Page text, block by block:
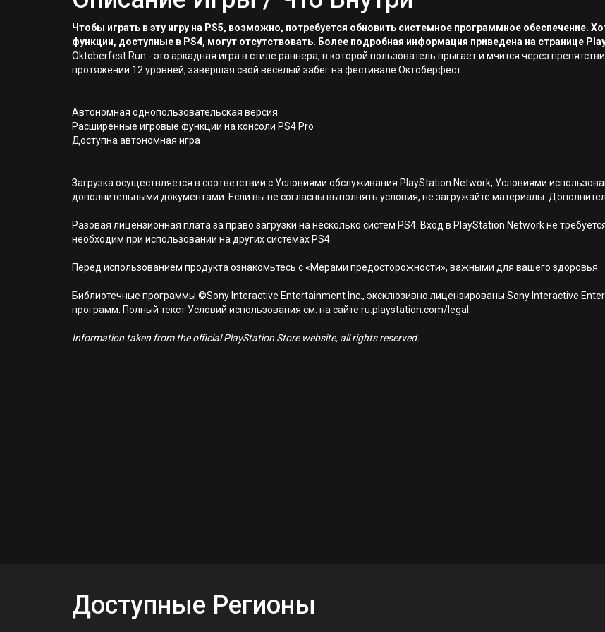
Чтобы играть в эту игру на PS5, возможно, потребуется обновить системное программное обеспечение.
функции, доступные в PS4, могут отсутствовать. Более подробная информация приведена на странице
Oktoberfest Run - это аркадная игра в стиле раннера, в которой пользователь прыгает и мчится через
протяжении 12 уровней, завершая свой веселый забег на фестивале Октоберфест.
Автономная однопользовательская версия
Расширенные игровые функции на консоли PS4 Pro
Доступна автономная игра
Загрузка осуществляется в соответствии с Условиями обслуживания PlayStation Network, Условиями
дополнительными документами. Если вы не согласны выполнять условия, не загружайте материалы.
Разовая лицензионная плата за право загрузки на несколько систем PS4. Вход в PlayStation Network не
необходим при использовании на других системах PS4.
Перед использованием продукта ознакомьтесь с «Мерами предосторожности», важными для вашего здоровья.
Библиотечные программы ©Sony Interactive Entertainment Inc., эксклюзивно лицензированы Sony Interactive
программ. Полный текст Условий использования см. на сайте ru.playstation.com/legal.
Information taken from the official PlayStation Store website, all rights reserved.
Доступные Регионы